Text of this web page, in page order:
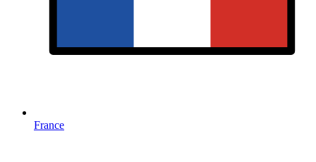
France